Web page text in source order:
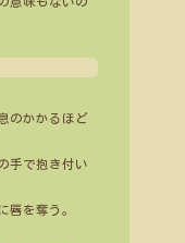
のかかるほど
手で抱き付い
唇を奪う。